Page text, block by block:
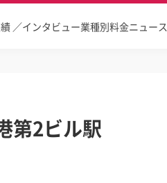
／インタビュー業種別料金ニュース
第2ビル駅